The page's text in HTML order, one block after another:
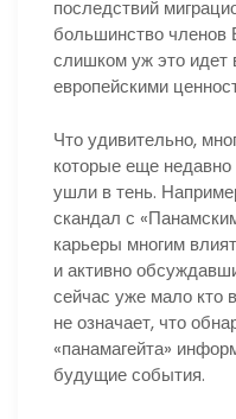
последствий
большинство членов
слишком уж это идет
европейскими
Что удивительно,
которые еще
ушли в тень.
скандал с
карьеры многим
и активно
сейчас уже мало кто
не означает, что
«панамагейта»
будущие события.